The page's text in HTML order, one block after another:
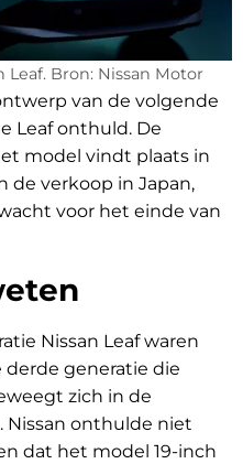
Bron: Nissan Motor
van de volgende
Leaf onthuld. De
model vindt plaats in
de verkoop in Japan,
voor het einde van
Nissan Leaf waren
derde generatie die
zich in de
Nissan onthulde niet
dat het model 19-inch